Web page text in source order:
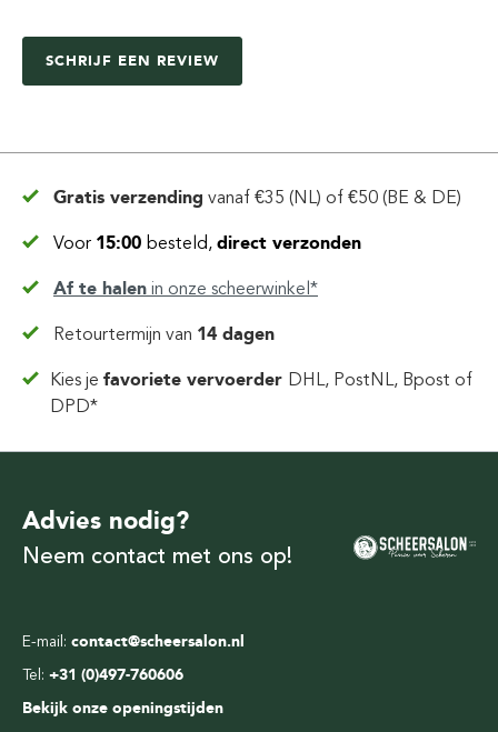
SCHRIJF EEN REVIEW
Gratis verzending vanaf €35 (NL) of €50 (BE & DE)
Voor 15:00 besteld, direct verzonden
Af te halen in onze scheerwinkel*
Retourtermijn van 14 dagen
Kies jefavoriete vervoerder DHL, PostNL, Bpost of
DPD*
E-mail: contact@scheersalon.nl
Tel: +31 (0)497-760606
Bekijk onze openingstijden
Advies nodig?
Neem contact met ons op!